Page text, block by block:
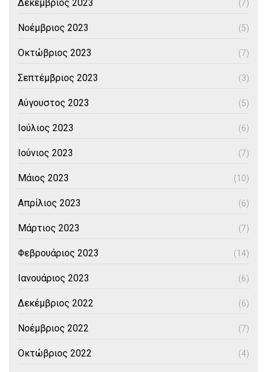
Δεκέμβριος 2023 (7)
Νοέμβριος 2023 (5)
Οκτώβριος 2023 (7)
Σεπτέμβριος 2023 (3)
Αύγουστος 2023 (5)
Ιούλιος 2023 (6)
Ιούνιος 2023 (7)
Μάιος 2023 (10)
Απρίλιος 2023 (6)
Μάρτιος 2023 (7)
Φεβρουάριος 2023 (14)
Ιανουάριος 2023 (6)
Δεκέμβριος 2022 (6)
Νοέμβριος 2022 (7)
Οκτώβριος 2022 (4)